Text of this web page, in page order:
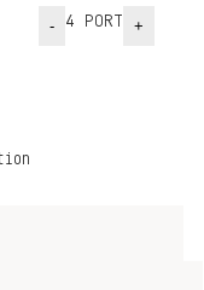
- 4 PORT +